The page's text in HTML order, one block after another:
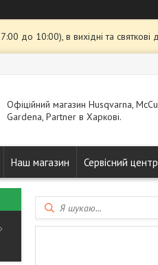
до 10:00), в вихідні та
Офіційний магазин Husqvarna,
Gardena, Partner в Харкові.
Наш магазин Сервісний центр